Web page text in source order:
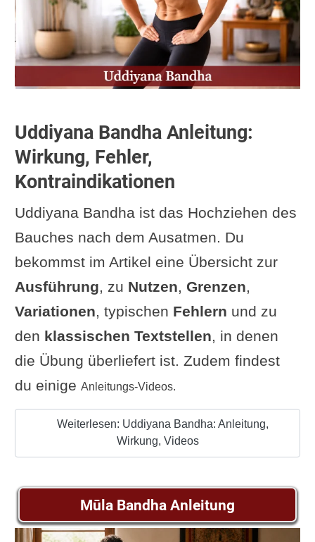
Uddiyana Bandha Anleitung:
Wirkung, Fehler,
Kontraindikationen
Uddiyana Bandha ist das Hochziehen des
Bauches nach dem Ausatmen. Du
bekommst im Artikel eine Übersicht zur
Ausführung, zu Nutzen, Grenzen,
Variationen, typischen Fehlern und zu
den klassischen Textstellen, in denen
die Übung überliefert ist. Zudem findest
du einige Anleitungs-Videos.
Weiterlesen: Uddiyana Bandha: Anleitung,
Wirkung, Videos
Mūla Bandha Anleitung